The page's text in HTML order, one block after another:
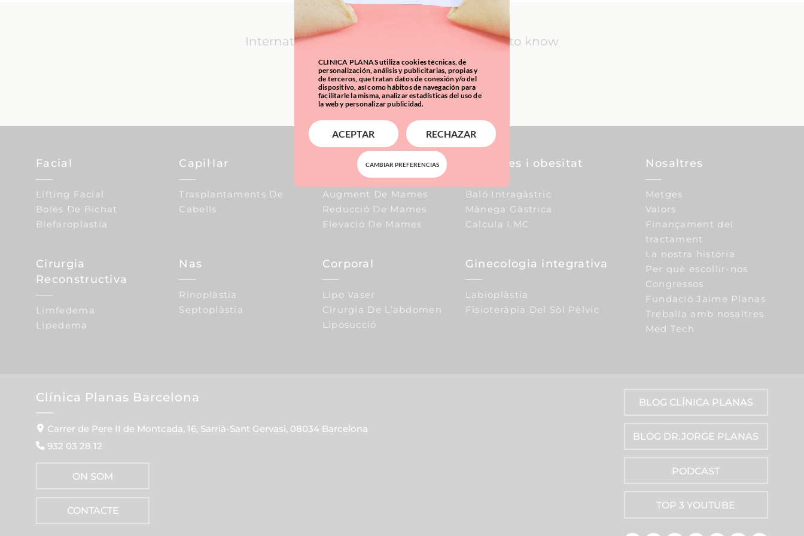
International Patients: everything you need to know
LEARN MORE
Facial
Lífting Facial
Boles De Bichat
Blefaroplastia
Cirurgia
Reconstructiva
Limfedema
Lipedema
Capil·lar
Trasplantaments De
Cabells
Nas
Rinoplàstia
Septoplàstia
Augment De Mames
Reducció De Mames
Elevació De Mames
Corporal
Lipo Vaser
Cirurgia De L’abdomen
Liposucció
Sobrepes i obesitat
Baló Intragàstric
Mànega Gàstrica
Calcula LMC
Ginecologia integrativa
Labioplàstia
Fisioteràpia Del Sòl Pèlvic
Nosaltres
Metges
Valors
Finançament del
tractament
La nostra història
Per què escollir-nos
Congressos
Fundació Jaime Planas
Treballa amb nosaltres
Med Tech
Clínica Planas Barcelona
Carrer de Pere II de Montcada, 16, Sarrià-Sant Gervasi, 08034 Barcelona
932 03 28 12
ON SOM
CONTACTE
BLOG CLÍNICA PLANAS
BLOG DR.JORGE PLANAS
PODCAST
TOP 3 YOUTUBE
CLINICA PLANAS utiliza cookies técnicas, de
personalización, análisis y publicitarias, propias y
de terceros, que tratan datos de conexión y/o del
dispositivo, así como hábitos de navegación para
facilitarle la misma, analizar estadísticas del uso de
la web y personalizar publicidad.
ACEPTAR RECHAZAR
CAMBIAR PREFERENCIAS